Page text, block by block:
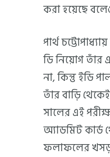
করা হয়েছে
পার্থ
ডি নিয়োগ তাঁর
না, কিন্তু ইডি
তাঁর বাড়ি
সালের এই
অ্যাডমিট
ফলাফলের